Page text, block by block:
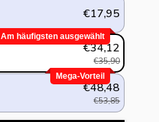
€17,95
Am häufigsten ausgewählt
€34,12
€35,90
Mega-Vorteil
€48,48
€53,85